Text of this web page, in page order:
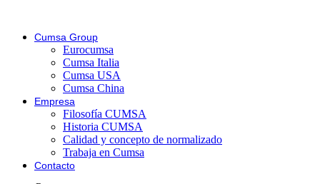
Cumsa Group
Eurocumsa
Cumsa Italia
Cumsa USA
Cumsa China
Empresa
Filosofía CUMSA
Historia CUMSA
Calidad y concepto de normalizado
Trabaja en Cumsa
Contacto